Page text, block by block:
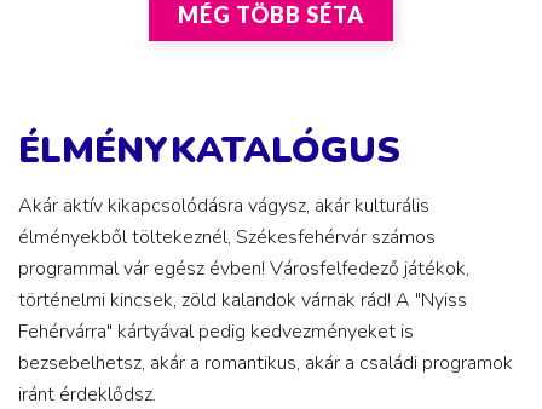
MÉG TÖBB SÉTA
ÉLMÉNYKATALÓGUS
Akár aktív kikapcsolódásra vágysz, akár kulturális
élményekből töltekeznél, Székesfehérvár számos
programmal vár egész évben! Városfelfedező játékok,
történelmi kincsek, zöld kalandok várnak rád! A "Nyiss
Fehérvárra" kártyával pedig kedvezményeket is
bezsebelhetsz, akár a romantikus, akár a családi programok
iránt érdeklődsz.